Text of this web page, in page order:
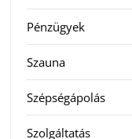
Pénzügyek
Szauna
Szépségápolás
Szolgáltatás